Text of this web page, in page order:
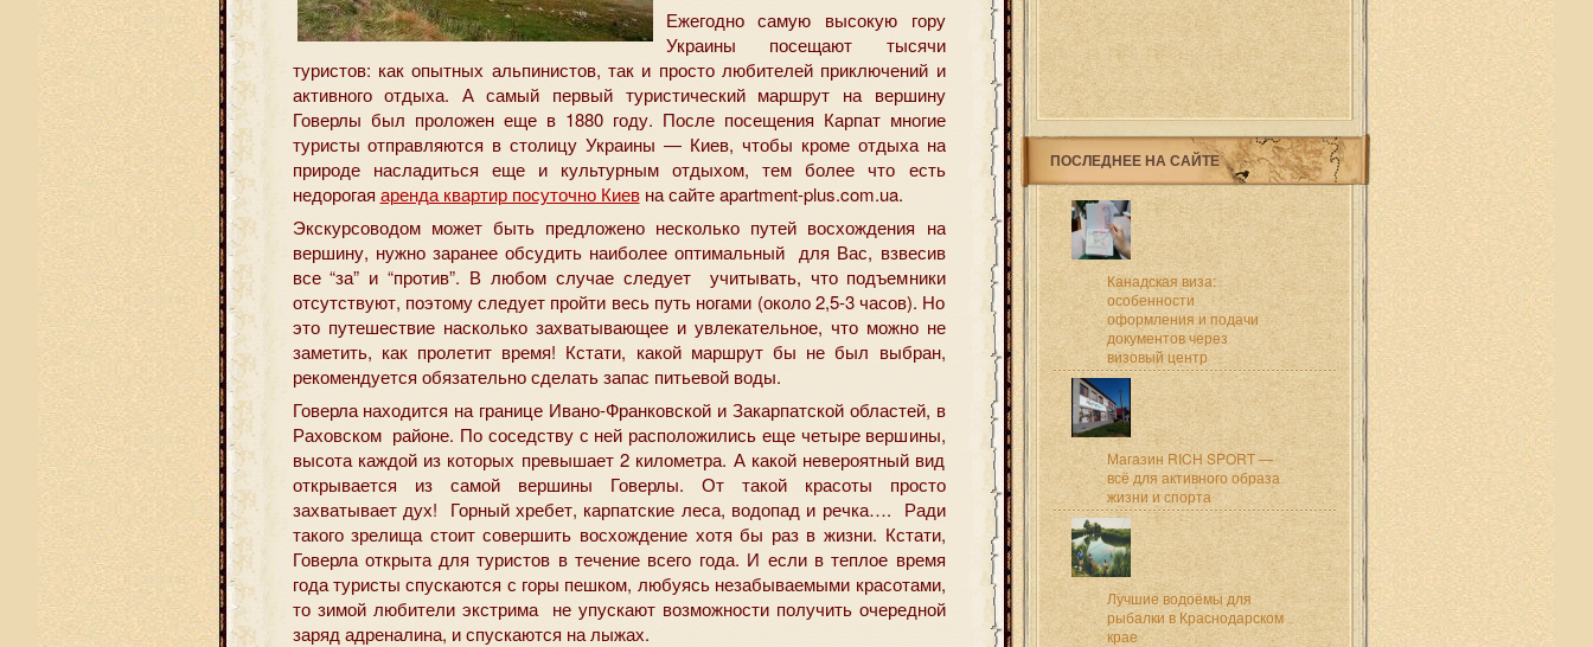
Ежегодно самую высокую гору
Украины посещают тысячи
туристов: как опытных альпинистов, так и просто любителей приключений и
активного отдыха. А самый первый туристический маршрут на вершину
Говерлы был проложен еще в 1880 году. После посещения Карпат многие
туристы отправляются в столицу Украины — Киев, чтобы кроме отдыха на
природе насладиться еще и культурным отдыхом, тем более что есть
недорогая аренда квартир посуточно Киевна сайте apartment-plus.com.ua.
Экскурсоводом может быть предложено несколько путей восхождения на
вершину, нужно заранее обсудить наиболее оптимальный для Вас, взвесив
все “за” и “против”. В любом случае следует учитывать, что подъемники
отсутствуют, поэтому следует пройти весь путь ногами (около 2,5-3 часов). Но
это путешествие насколько захватывающее и увлекательное, что можно не
заметить, как пролетит время! Кстати, какой маршрут бы не был выбран,
рекомендуется обязательно сделать запас питьевой воды.
Говерла находится на границе Ивано-Франковской и Закарпатской областей, в
Раховском районе. По соседству с ней расположились еще четыре вершины,
высота каждой из которых превышает 2 километра. А какой невероятный вид
открывается из самой вершины Говерлы. От такой красоты просто
захватывает дух! Горный хребет, карпатские леса, водопад и речка…. Ради
такого зрелища стоит совершить восхождение хотя бы раз в жизни. Кстати,
Говерла открыта для туристов в течение всего года. И если в теплое время
года туристы спускаются с горы пешком, любуясь незабываемыми красотами,
то зимой любители экстрима не упускают возможности получить очередной
заряд адреналина, и спускаются на лыжах.
ПОСЛЕДНЕЕ НА САЙТЕ
Канадская виза:
особенности
оформления и подачи
документов через
визовый центр
Магазин RICH SPORT —
всё для активного образа
жизни и спорта
Лучшие водоёмы для
рыбалки в Краснодарском
крае